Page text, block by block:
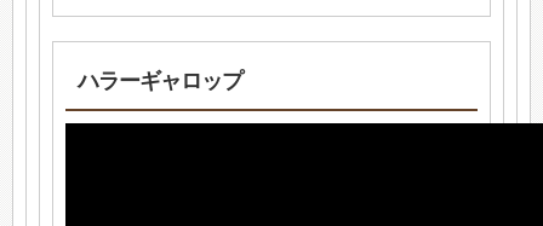
ハラーギャロップ